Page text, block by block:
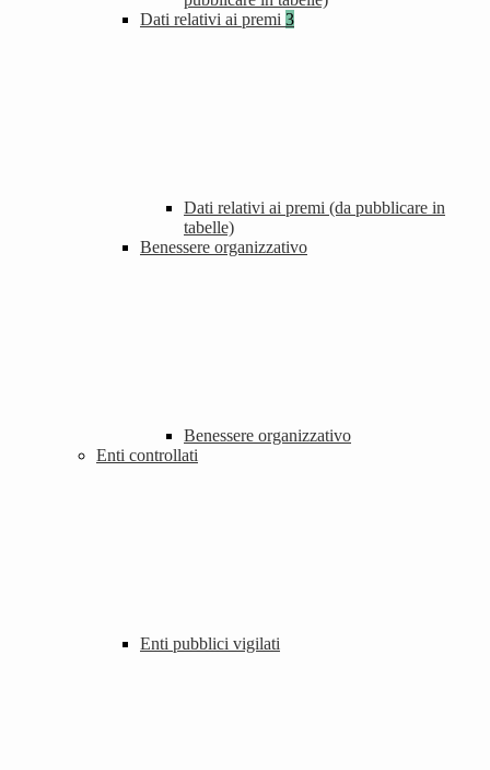
Dati relativi ai premi 3
Dati relativi ai premi (da pubblicare in
tabelle)
Benessere organizzativo
Benessere organizzativo
Enti controllati
Enti pubblici vigilati